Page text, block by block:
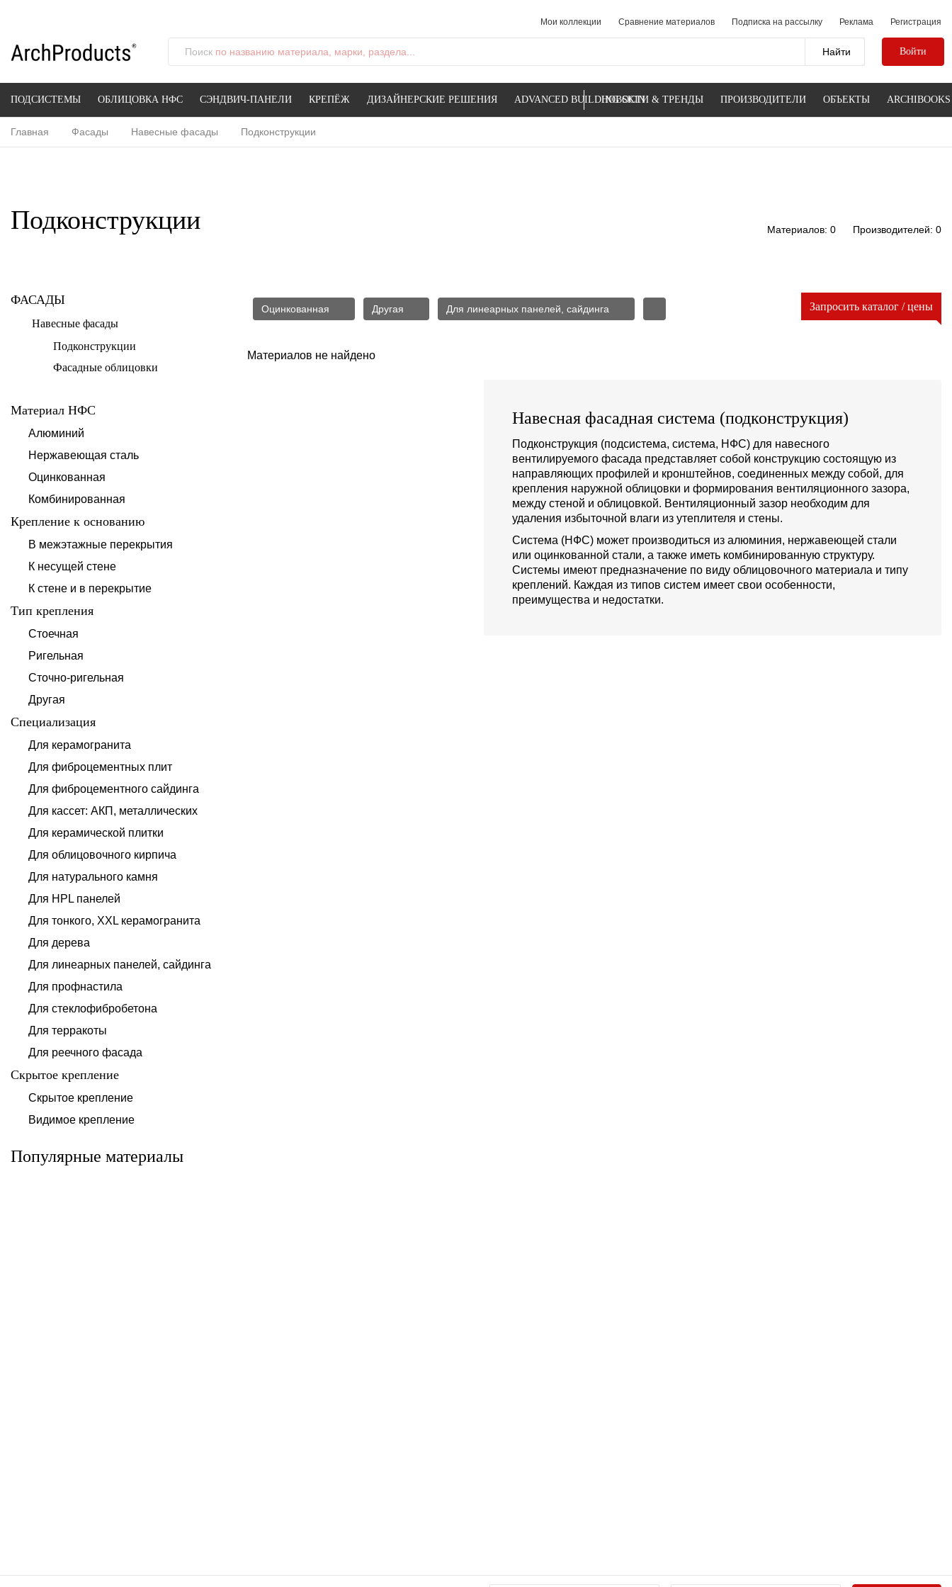
Мои коллекции Сравнение материалов Подписка на рассылку Реклама Регистрация
Поиск по названию материала, марки, раздела... Войти
ПОДСИСТЕМЫ ОБЛИЦОВКА НФС СЭНДВИЧ-ПАНЕЛИ КРЕПЁЖ ДИЗАЙНЕРСКИЕ РЕШЕНИЯ ADVANCED BUILDING SKINНОВОСТИ & ТРЕНДЫ ПРОИЗВОДИТЕЛИ ОБЪЕКТЫ ARCHIBOOKS
Главная Фасады Навесные фасады Подконструкции
Подконструкции Материалов: 0 Производителей: 0
ФАСАДЫ
Навесные фасады
Подконструкции
Фасадные облицовки
Материал НФС
Алюминий
Нержавеющая сталь
Оцинкованная
Комбинированная
Крепление к основанию
В межэтажные перекрытия
К несущей стене
К стене и в перекрытие
Тип крепления
Стоечная
Ригельная
Сточно-ригельная
Другая
Специализация
Для керамогранита
Для фиброцементных плит
Для фиброцементного сайдинга
Для кассет: АКП, металлических
Для керамической плитки
Для облицовочного кирпича
Для натурального камня
Для HPL панелей
Для тонкого, XXL керамогранита
Для дерева
Для линеарных панелей, сайдинга
Для профнастила
Для стеклофибробетона
Для терракоты
Для реечного фасада
Скрытое крепление
Скрытое крепление
Видимое крепление
Популярные материалы
Система для
облицовки
клинкерными
плитками «под
Альтернатива
Альтернатива
Оцинкованная Другая Для линеарных панелей, сайдинга Запросить каталог / цены
Материалов не найдено
Навесная фасадная система (подконструкция)
Подконструкция (подсистема, система, НФС) для навесного
вентилируемого фасада представляет собой конструкцию состоящую из
направляющих профилей и кронштейнов, соединенных между собой, для
крепления наружной облицовки и формирования вентиляционного зазора,
между стеной и облицовкой. Вентиляционный зазор необходим для
удаления избыточной влаги из утеплителя и стены.
Система (НФС) может производиться из алюминия, нержавеющей стали
или оцинкованной стали, а также иметь комбинированную структуру.
Системы имеют предназначение по виду облицовочного материала и типу
креплений. Каждая из типов систем имеет свои особенности,
преимущества и недостатки.